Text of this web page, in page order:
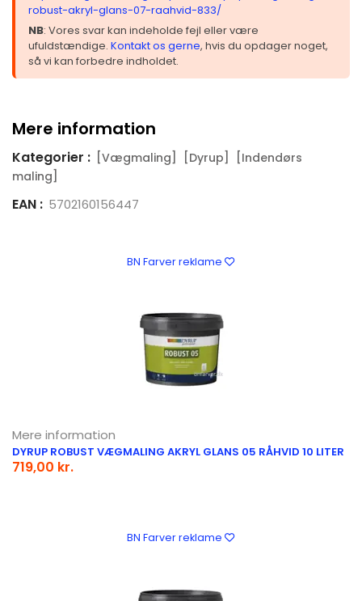
robust-akryl-glans-07-raahvid-833/
NB: Vores svar kan indeholde fejl eller være
ufuldstændige. Kontakt os gerne, hvis du opdager noget,
så vi kan forbedre indholdet.
Mere information
Kategorier : [Vægmaling] [Dyrup]
[Indendørs
maling]
EAN : 5702160156447
BN Farver reklame
Mere information
DYRUP ROBUST VÆGMALING AKRYL GLANS 05 RÅHVID 10 LITER
719,00 kr.
BN Farver reklame